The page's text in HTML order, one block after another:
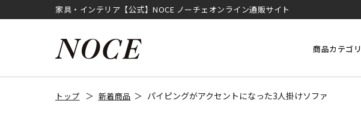
家具・インテリア【公式】NOCE ノーチェオンライン通販サイト
商品カテゴリ
トップ 新着商品 パイピングがアクセントになった3人掛けソファ